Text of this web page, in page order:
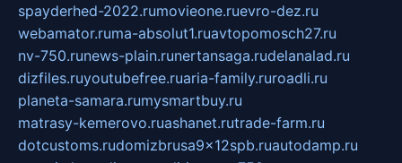
spayderhed-2022.rumovieone.ruevro-dez.ru
webamator.ruma-absolut1.ruavtopomosch27.ru
nv-750.runews-plain.runertansaga.rudelanalad.ru
dizfiles.ruyoutubefree.ruaria-family.ruroadli.ru
planeta-samara.rumysmartbuy.ru
matrasy-kemerovo.ruashanet.rutrade-farm.ru
dotcustoms.rudomizbrusa9x12spb.ruautodamp.ru